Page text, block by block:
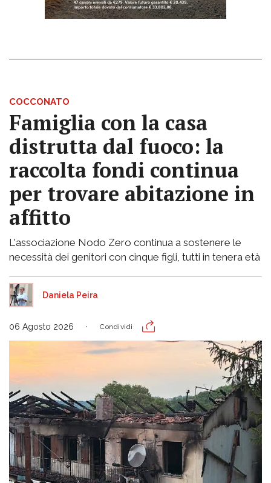
COCCONATO
Famiglia con la casa
distrutta dal fuoco: la
raccolta fondi continua
per trovare abitazione in
affitto
L'associazione Nodo Zero continua a sostenere le
necessità dei genitori con cinque figli, tutti in tenera età
Daniela Peira
06 Agosto 2026 Condividi